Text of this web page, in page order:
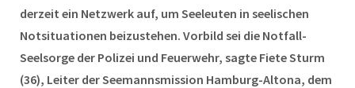
derzeit ein Netzwerk auf, um Seeleuten in seelischen
Notsituationen beizustehen. Vorbild sei die Notfall-
Seelsorge der Polizei und Feuerwehr, sagte Fiete Sturm
(36), Leiter der Seemannsmission Hamburg-Altona, dem